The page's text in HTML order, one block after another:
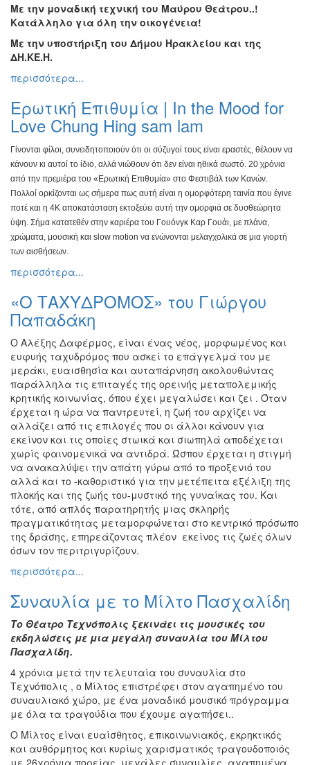
Με την μοναδική τεχνική του Μαύρου Θεάτρου..!
Κατάλληλο για όλη την οικογένεια!
Με την υποστήριξη του Δήμου Ηρακλείου και της
ΔΗ.ΚΕ.Η.
περισσότερα...
Ερωτική Επιθυμία | In the Mood for
Love Chung Hing sam lam
Γίνονται φίλοι, συνειδητοποιούν ότι οι σύζυγοί τους είναι εραστές, θέλουν να
κάνουν κι αυτοί το ίδιο, αλλά νιώθουν ότι δεν είναι ηθικά σωστό. 20 χρόνια
από την πρεμιέρα του «Ερωτική Επιθυμία» στο Φεστιβάλ των Κανών.
Πολλοί ορκίζονται ως σήμερα πως αυτή είναι η ομορφότερη ταινία που έγινε
ποτέ και η 4Κ αποκατάσταση εκτοξεύει αυτή την ομορφιά σε δυσθεώρητα
ύψη. Σήμα κατατεθέν στην καριέρα του Γουόνγκ Καρ Γουάι, με πλάνα,
χρώματα, μουσική και slow motion να ενώνονται μελαγχολικά σε μια γιορτή
των αισθήσεων.
περισσότερα...
«Ο ΤΑΧΥΔΡΟΜΟΣ» του Γιώργου
Παπαδάκη
Ο Αλέξης Δαφέρμος, είναι ένας νέος, μορφωμένος και
ευφυής ταχυδρόμος που ασκεί το επάγγελμά του με
μεράκι, ευαισθησία και αυταπάρνηση ακολουθώντας
παράλληλα τις επιταγές της ορεινής μεταπολεμικής
κρητικής κοινωνίας, όπου έχει μεγαλώσει και ζει . Όταν
έρχεται η ώρα να παντρευτεί, η ζωή του αρχίζει να
αλλάζει από τις επιλογές που οι άλλοι κάνουν για
εκείνον και τις οποίες στωικά και σιωπηλά αποδέχεται
χωρίς φαινομενικά να αντιδρά. Ώσπου έρχεται η στιγμή
να ανακαλύψει την απάτη γύρω από το προξενιό του
αλλά και το -καθοριστικό για την μετέπειτα εξέλιξη της
πλοκής και της ζωής του-μυστικό της γυναίκας του. Και
τότε, από απλός παρατηρητής μιας σκληρής
πραγματικότητας μεταμορφώνεται στο κεντρικό πρόσωπο
της δράσης, επηρεάζοντας πλέον εκείνος τις ζωές όλων
όσων τον περιτριγυρίζουν.
περισσότερα...
Συναυλία με το Μίλτο Πασχαλίδη
Το Θέατρο Τεχνόπολις ξεκινάει τις μουσικές του
εκδηλώσεις με μια μεγάλη συναυλία του Μίλτου
Πασχαλίδη.
4 χρόνια μετά την τελευταία του συναυλία στο
Τεχνόπολις , ο Μίλτος επιστρέφει στον αγαπημένο του
συναυλιακό χώρο, με ένα μοναδικό μουσικό πρόγραμμα
με όλα τα τραγούδια που έχουμε αγαπήσει..
Ο Μίλτος είναι ευαίσθητος, επικοινωνιακός, εκρηκτικός
και αυθόρμητος και κυρίως χαρισματικός τραγουδοποιός
με 26χρόνια πορείας, μεγάλες συναυλίες, αγαπημένα